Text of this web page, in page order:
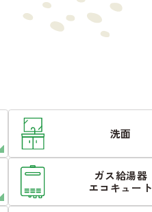
洗面
ガス給湯器
エコキュート